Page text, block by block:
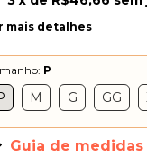
mais detalhes
P
M G GG
Guia de medidas